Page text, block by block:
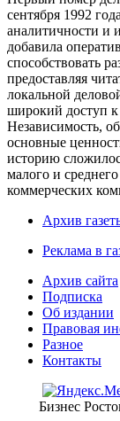
сентября 1992
аналитичности и
добавила
способствовать
предоставляя
локальной
широкий доступ к
Независимость,
основные
историю
малого и
коммерческих
Архив
Реклама в
Архив сайта
Подписка
Об издании
Правовая
Разное
Контакты
Бизнес